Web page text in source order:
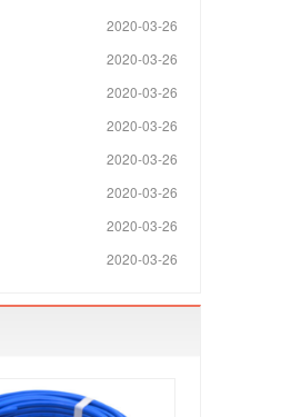
2020-03-26
2020-03-26
2020-03-26
2020-03-26
2020-03-26
2020-03-26
2020-03-26
2020-03-26